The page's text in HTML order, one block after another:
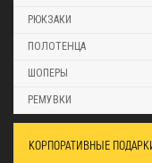
РЮКЗАКИ
ПОЛОТЕНЦА
ШОПЕРЫ
РЕМУВКИ
КОРПОРАТИВНЫЕ